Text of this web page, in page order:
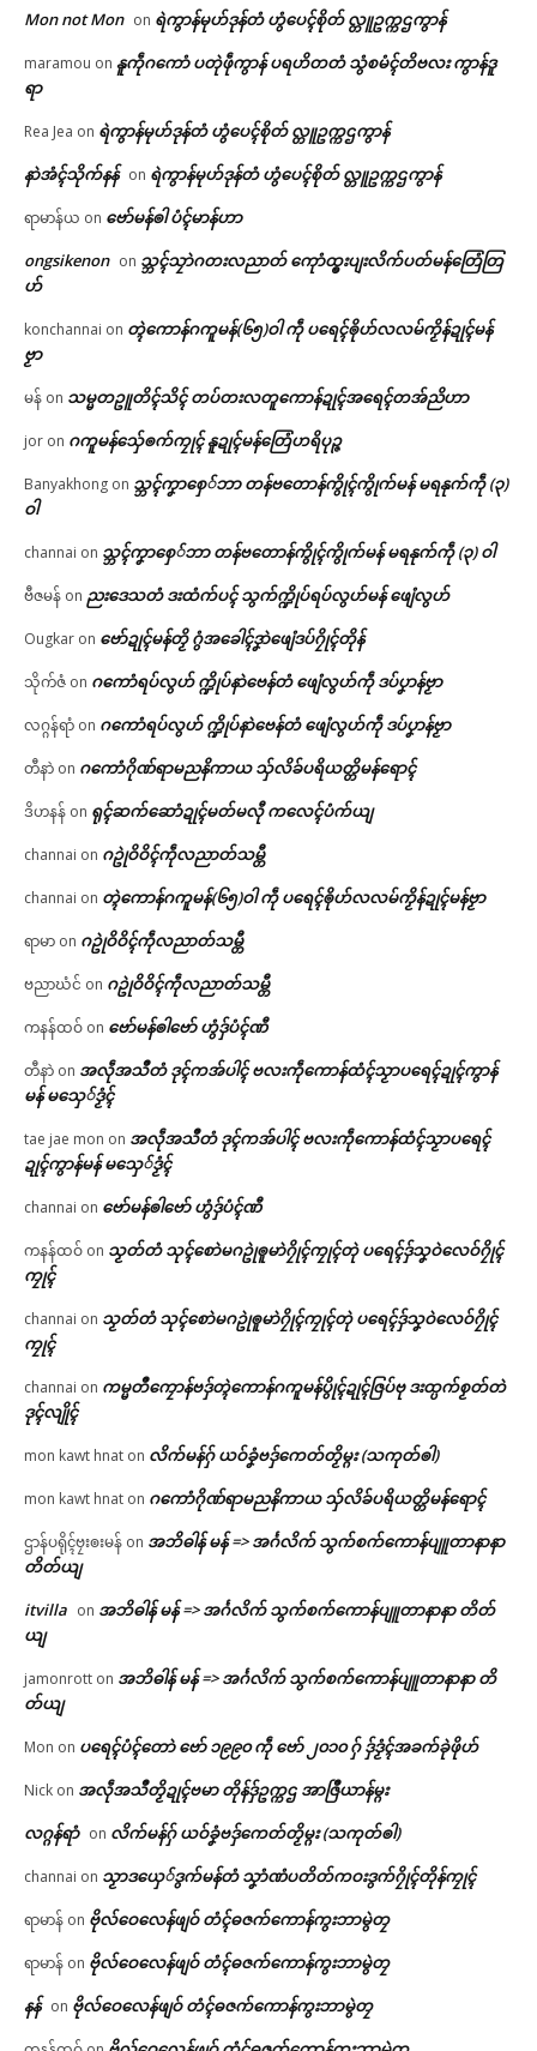
ကေတ်အဆက်
© ဌာန်ပရိုၚ်ဗၠးၜးမန်
ကဵု(၇၉)ဝါ ဂှ် မုမုဂွံဏာ ပရဲပရင်၊
February 5, 2026
In "ပရိုၚ်"
မန် လ္ပကဵုဗၠးတိတ်အာညိ
In "ပရိုၚ်"
တ္ၚဲတၟေင် တ္ၚဲပြဲဂှ် ဒးကၠောန်ပရံင်
သၠုင်ပ္တိုန် အသိင်စိုတ်ဓာတ်ဂကူ
January 23, 2026
In "လညာတ်ပါ်ပါဲ"
Mon not Mon on ရဲကွာန်မုဟ်ဒုန်တံ ဟွံပေၚ်စိုတ် လ္တူဥက္ကဌကွာန်
maramou on နူကဵုဂကောံ ပတုဲဖဵုကွာန် ပရဟိတတံ သွံစမံၚ်တိဗလး ကွာန်ဒူ
ရာ
Rea Jea on ရဲကွာန်မုဟ်ဒုန်တံ ဟွံပေၚ်စိုတ် လ္တူဥက္ကဌကွာန်
နာဲအံၚ်သိုက်နန် on ရဲကွာန်မုဟ်ဒုန်တံ ဟွံပေၚ်စိုတ် လ္တူဥက္ကဌကွာန်
ရာမာန်ယ on ဗော်မန်ၜါ ပံၚ်မာန်ဟာ
ongsikenon on သ္ဘၚ်သၠာဲဂတးလညာတ် ကေုာံထ္ၜးပျးလိက်ပတ်မန်တြေံတြ
ဟ်
konchannai on တ္ၚဲကောန်ဂကူမန်(၆၅)ဝါ ကဵု ပရေၚ်ၜိုဟ်လလမ်ကၟိန်ဍုၚ်မန်
ဗၟာ
မန် on သမ္မတဥူတိၚ်သိၚ် တပ်တးလတူကောန်ဍုၚ်အရေၚ်တအ်ညိဟာ
jor on ဂကူမန်​သှ်ေၜက်ကၠုၚ် နူဍုၚ်မန်တြေံဟရိပုဉ္ဇ
Banyakhong on သ္ဘၚ်ကၞာစှေ်ဘာ တန်ဗတောန်ကွိုၚ်ကွိုက်မန် မရနုက်ကဵု (၃)
ဝါ
channai on သ္ဘၚ်ကၞာစှေ်ဘာ တန်ဗတောန်ကွိုၚ်ကွိုက်မန် မရနုက်ကဵု (၃) ဝါ
ဗီဇမန် on ညးဒေသတံ ဒးထံက်ပၚ် သွက်က္ဍိုပ်ရပ်လွဟ်မန် ဖျေံလွဟ်
Ougkar on ဗော်ဍုၚ်မန်တၟိ ဂွံအခေါၚ်ဒၞာဲဖျေံဒပ်ဂၠိုၚ်တိုန်
သိုက်ဇံ on ဂကောံရပ်လွဟ် က္ဍိုပ်နာဲဗေန်တံ ဖျေံလွဟ်ကဵု ဒပ်ပၞာန်ဗၟာ
လဂ္ဂန်ရာံ on ဂကောံရပ်လွဟ် က္ဍိုပ်နာဲဗေန်တံ ဖျေံလွဟ်ကဵု ဒပ်ပၞာန်ဗၟာ
တီနာဲ on ဂကောံဂိုဏ်ရာမညနိကာယ သှ်လိခ်ပရိယတ္တိမန်ရောၚ်
ဒိဟနန် on ရုၚ်ဆက်ဆောံဍုၚ်မတ်မလီု ကလေၚ်ပံက်ယျ
channai on ဂဥုဲဝိဝိၚ်ကဵုလညာတ်သမ္တီ
channai on တ္ၚဲကောန်ဂကူမန်(၆၅)ဝါ ကဵု ပရေၚ်ၜိုဟ်လလမ်ကၟိန်ဍုၚ်မန်ဗၟာ
ရာမာ on ဂဥုဲဝိဝိၚ်ကဵုလညာတ်သမ္တီ
ဗညာဃံင် on ဂဥုဲဝိဝိၚ်ကဵုလညာတ်သမ္တီ
ကနန်ထဝ် on ဗော်မန်ၜါဗော် ဟွံဒှ်ပံၚ်ဏီ
တီနာဲ on အလဵုအသဳတံ ဒုၚ်ကအ်ပါၚ် ဗလးကဵုကောန်ထံၚ်သၟာပရေၚ်ဍုၚ်ကွာန်
မန် မသှေ်ဒၟံၚ်
tae jae mon on အလဵုအသဳတံ ဒုၚ်ကအ်ပါၚ် ဗလးကဵုကောန်ထံၚ်သၟာပရေၚ်
ဍုၚ်ကွာန်မန် မသှေ်ဒၟံၚ်
channai on ဗော်မန်ၜါဗော် ဟွံဒှ်ပံၚ်ဏီ
ကနန်ထဝ် on သၟတ်တံ သုၚ်စောဲမဂဥုဲၜူမာဲဂၠိုၚ်ကၠုၚ်တုဲ ပရေၚ်ဒှ်သၞဝဲလေဝ်ဂၠိုၚ်
ကၠုၚ်
channai on သၟတ်တံ သုၚ်စောဲမဂဥုဲၜူမာဲဂၠိုၚ်ကၠုၚ်တုဲ ပရေၚ်ဒှ်သၞဝဲလေဝ်ဂၠိုၚ်
ကၠုၚ်
channai on ကမ္မတဳကၠောန်ဗဒှ်တ္ၚဲကောန်ဂကူမန်ပွိုၚ်ဍုၚ်ဇြပ်ဗု ဒးထ္ပက်စၟတ်တဲ
ဒုၚ်လျိုၚ်
mon kawt hnat on လိက်မန်ဂှ် ယဝ်ခၞံဗဒှ်ကေတ်တၟိမ္ဂး (သကုတ်ၜါ)
mon kawt hnat on ဂကောံဂိုဏ်ရာမညနိကာယ သှ်လိခ်ပရိယတ္တိမန်ရောၚ်
ဌာန်ပရိုၚ်ဗၠးၜးမန် on အဘိဓါန် မန် => အၚ်္ဂလိက် သွက်စက်ကောန်ပျူတာနာနာ
တိတ်ယျ
itvilla on အဘိဓါန် မန် => အၚ်္ဂလိက် သွက်စက်ကောန်ပျူတာနာနာ တိတ်
ယျ
jamonrott on အဘိဓါန် မန် => အၚ်္ဂလိက် သွက်စက်ကောန်ပျူတာနာနာ တိ
တ်ယျ
Mon on ပရေၚ်ပံၚ်တောဲ ဗော် ၁၉၉၀ ကဵု ဗော် ၂၀၁၀ ဂှ် ဒှ်ဒၟံၚ်အခက်ခုဲဖိုဟ်
Nick on အလဵုအသဳတၟိဍုၚ်ဗမာ တိုန်ဒှ်ဥက္ကဌ အာဇြဳယာန်မ္ဂး
လဂ္ဂန်ရာံ on လိက်မန်ဂှ် ယဝ်ခၞံဗဒှ်ကေတ်တၟိမ္ဂး (သကုတ်ၜါ)
channai on သၟာဒယှေ်ဒွက်မန်တံ သၞာံဏံပတိတ်ကဝးဒွက်ဂၠိုၚ်တိုန်ကၠုၚ်
ရာမာန် on ဗိုလ်ဝေလေန်ဖျဝ် တံၚ်ဓဇက်ကောန်ကွးဘာမွဲတၠ
ရာမာန် on ဗိုလ်ဝေလေန်ဖျဝ် တံၚ်ဓဇက်ကောန်ကွးဘာမွဲတၠ
နန် on ဗိုလ်ဝေလေန်ဖျဝ် တံၚ်ဓဇက်ကောန်ကွးဘာမွဲတၠ